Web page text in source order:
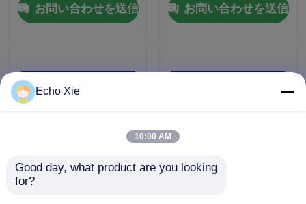
私達に連絡しなさい
10mL ガラスびんのラベル
お問い合わせを送信
お問い合わせを送信
カスタム製薬カプセル
Echo Xie
10:00 AM
Good day, what product are you looking
for?